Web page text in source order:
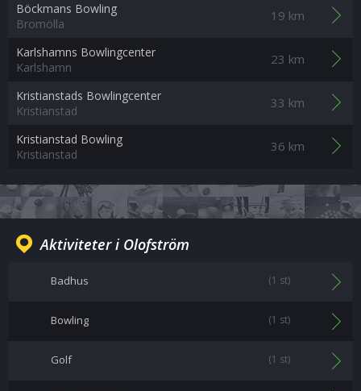
Böckmans Bowling
Bromölla
19 km
Karlshamns Bowlingcenter
Karlshamn
23 km
Kristianstads Bowlingcenter
Kristianstad
33 km
Kristianstad Bowling
Kristianstad
36 km
Aktiviteter i Olofström
Badhus (1 st)
Bowling (1 st)
Golf (1 st)